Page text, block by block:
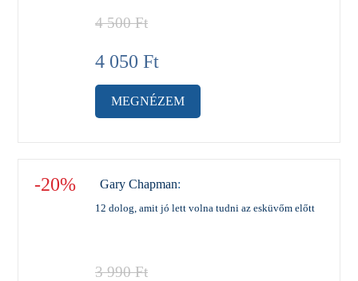
4 500Ft
4 050 Ft
MEGNÉZEM
-20% Gary Chapman:
12 dolog, amit jó lett volna tudni az esküvőm előtt
3 990Ft